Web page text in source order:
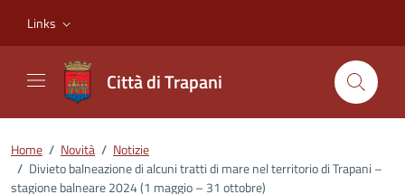
Links
Città di Trapani
Home / Novità / Notizie
/ Divieto balneazione di alcuni tratti di mare nel territorio di Trapani –
stagione balneare 2024 (1 maggio – 31 ottobre)